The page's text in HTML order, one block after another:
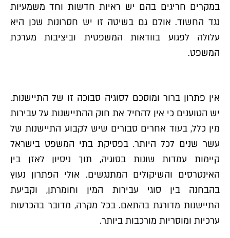
במקרים חריגים בהם יש ראיות חדשות וחד משמעיות
נגד החשוד. אולם גם בשיטה זו יש חסרונות שכן היא
עלולה לפגוע בוודאות המשפטית וביציבות מערכת
המשפט.
אין פתרון ברור ומוסכם לסוגיה סבוכה זו של התיישנות.
יש הטוענים כי אין להחיל את חוק ההתיישנות על עבירות
מין כלל, בעוד אחרים סבורים שיש לקבוע התיישנות של
עשר שנים לכל היותר. בפסיקת בתי המשפט בישראל
קיימות עמדות שונות בסוגיה, תוך ניסיון לאזן בין
האינטרסים והשיקולים המתנגשים. אולי הפתרון נעוץ
בהבחנה בין סוגי עבירות המין וחומרתן, וקביעת
התיישנות מדורגת בהתאם. בכל מקרה, מדובר בהכרעות
ערכיות ומוסריות מורכבות ביותר.